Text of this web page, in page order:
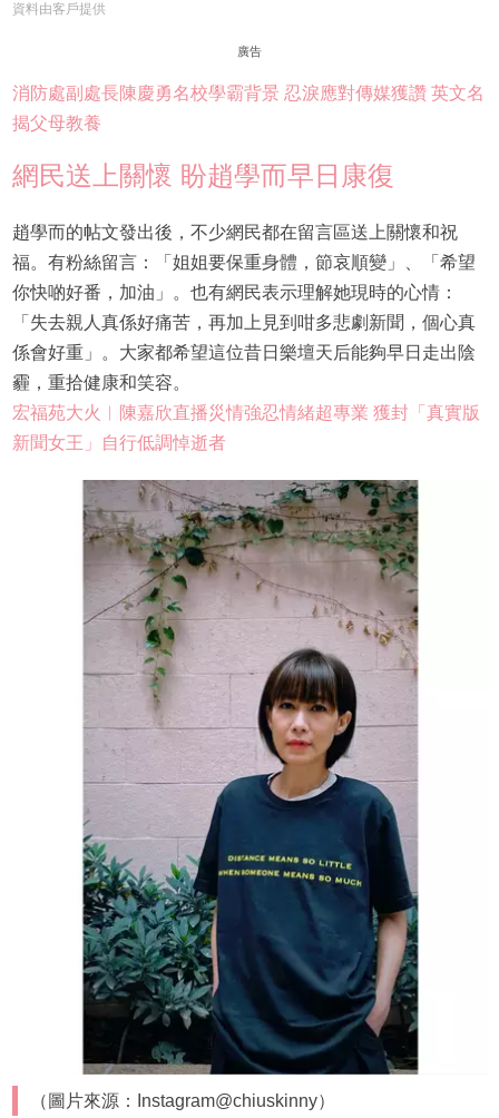
資料由客戶提供
廣告
消防處副處長陳慶勇名校學霸背景 忍淚應對傳媒獲讚 英文名
揭父母教養
網民送上關懷 盼趙學而早日康復
趙學而的帖文發出後，不少網民都在留言區送上關懷和祝
福。有粉絲留言：「姐姐要保重身體，節哀順變」、「希望
你快啲好番，加油」。也有網民表示理解她現時的心情：
「失去親人真係好痛苦，再加上見到咁多悲劇新聞，個心真
係會好重」。大家都希望這位昔日樂壇天后能夠早日走出陰
霾，重拾健康和笑容。
宏福苑大火︱陳嘉欣直播災情強忍情緒超專業 獲封「真實版
新聞女王」自行低調悼逝者
（圖片來源：Instagram@chiuskinny）